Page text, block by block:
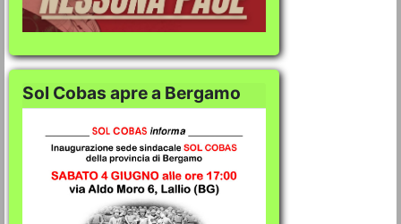
Sol Cobas apre a Bergamo